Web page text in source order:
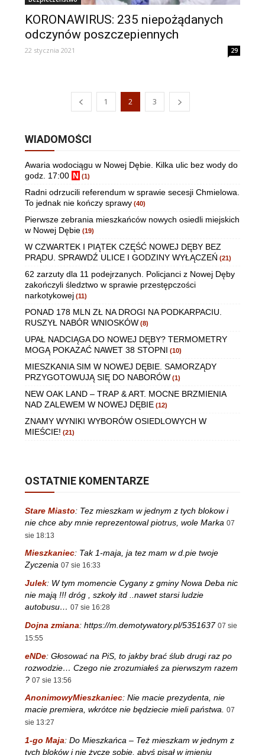
KORONAWIRUS: 235 niepożądanych
odczynów poszczepiennych
22 stycznia 2021 29
1 2 3
WIADOMOŚCI
Awaria wodociągu w Nowej Dębie. Kilka ulic bez wody do
godz. 17:00 N (1)
Radni odrzucili referendum w sprawie secesji Chmielowa.
To jednak nie kończy sprawy (40)
Pierwsze zebrania mieszkańców nowych osiedli miejskich
w Nowej Dębie (19)
W CZWARTEK I PIĄTEK CZĘŚĆ NOWEJ DĘBY BEZ
PRĄDU. SPRAWDŹ ULICE I GODZINY WYŁĄCZEŃ (21)
62 zarzuty dla 11 podejrzanych. Policjanci z Nowej Dęby
zakończyli śledztwo w sprawie przestępczości
narkotykowej (11)
PONAD 178 MLN ZŁ NA DROGI NA PODKARPACIU.
RUSZYŁ NABÓR WNIOSKÓW (8)
UPAŁ NADCIĄGA DO NOWEJ DĘBY? TERMOMETRY
MOGĄ POKAZAĆ NAWET 38 STOPNI (10)
MIESZKANIA SIM W NOWEJ DĘBIE. SAMORZĄDY
PRZYGOTOWUJĄ SIĘ DO NABORÓW (1)
NEW OAK LAND – TRAP & ART. MOCNE BRZMIENIA
NAD ZALEWEM W NOWEJ DĘBIE (12)
ZNAMY WYNIKI WYBORÓW OSIEDLOWYCH W
MIEŚCIE! (21)
OSTATNIE KOMENTARZE
Stare Miasto: Tez mieszkam w jednym z tych blokow i
nie chce aby mnie reprezentowal piotrus, wole Marka 07
sie 18:13
Mieszkaniec: Tak 1-maja, ja tez mam w d.pie twoje
Zyczenia 07 sie 16:33
Julek: W tym momencie Cygany z gminy Nowa Deba nic
nie mają !!! dróg , szkoły itd ..nawet starsi ludzie
autobusu… 07 sie 16:28
Dojna zmiana: https://m.demotywatory.pl/5351637 07 sie
15:55
eNDe: Głosować na PiS, to jakby brać ślub drugi raz po
rozwodzie… Czego nie zrozumiałeś za pierwszym razem
? 07 sie 13:56
AnonimowyMieszkaniec: Nie macie prezydenta, nie
macie premiera, wkrótce nie będziecie mieli państwa. 07
sie 13:27
1-go Maja: Do Mieszkańca – Też mieszkam w jednym z
tych bloków i nie życzę sobie, abyś pisał w imieniu